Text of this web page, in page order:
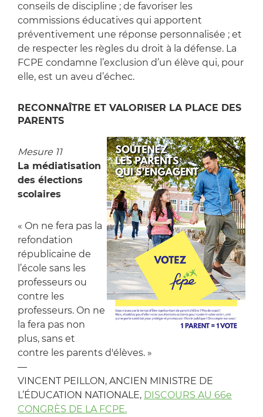
conseils de discipline ; de favoriser les
commissions éducatives qui apportent
préventivement une réponse personnalisée ; et
de respecter les règles du droit à la défense. La
FCPE condamne l’exclusion d’un élève qui, pour
elle, est un aveu d’échec.
RECONNAÎTRE ET VALORISER LA PLACE DES
PARENTS
Mesure 11
La médiatisation
des élections
scolaires
« On ne fera pas la
refondation
républicaine de
l’école sans les
professeurs ou
contre les
professeurs. On ne
la fera pas non
plus, sans et
contre les parents d'élèves. »
—
VINCENT PEILLON, ANCIEN MINISTRE DE
L’ÉDUCATION NATIONALE, DISCOURS AU 66e
CONGRÈS DE LA FCPE.